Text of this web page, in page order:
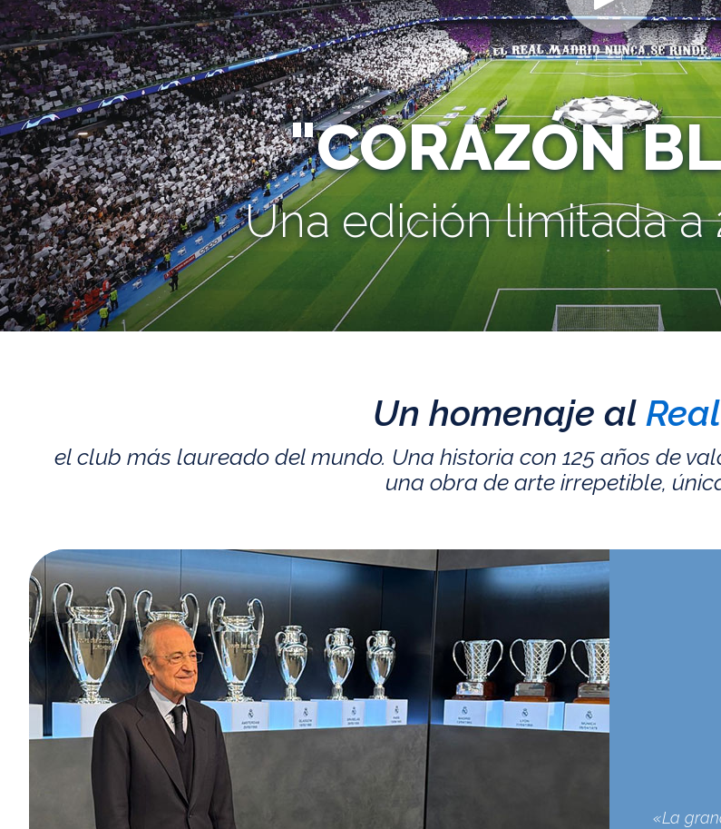
"CORAZÓN
Una edición limitada a
Un homenaje al
el club más laureado del mundo. Una historia con 125 años de
una obra de arte irrepetible,
«La